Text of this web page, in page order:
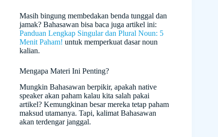
Masih bingung membedakan benda tunggal dan
jamak? Bahasawan bisa baca juga artikel ini:
Panduan Lengkap Singular dan Plural Noun: 5
Menit Paham! untuk memperkuat dasar noun
kalian.
Mengapa Materi Ini Penting?
Mungkin Bahasawan berpikir, apakah native
speaker akan paham kalau kita salah pakai
artikel? Kemungkinan besar mereka tetap paham
maksud utamanya. Tapi, kalimat Bahasawan
akan terdengar janggal.